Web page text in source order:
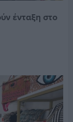
ένταξη στο